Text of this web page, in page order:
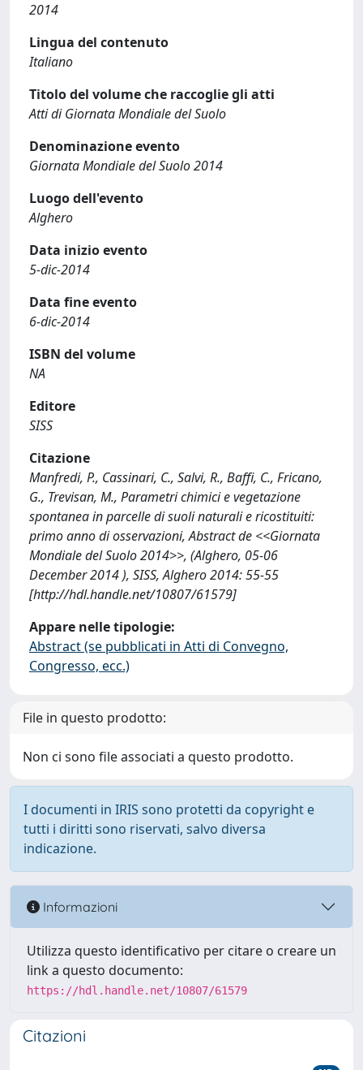
2014
Lingua del contenuto
Italiano
Titolo del volume che raccoglie gli atti
Atti di Giornata Mondiale del Suolo
Denominazione evento
Giornata Mondiale del Suolo 2014
Luogo dell'evento
Alghero
Data inizio evento
5-dic-2014
Data fine evento
6-dic-2014
ISBN del volume
NA
Editore
SISS
Citazione
Manfredi, P., Cassinari, C., Salvi, R., Baffi, C., Fricano,
G., Trevisan, M., Parametri chimici e vegetazione
spontanea in parcelle di suoli naturali e ricostituiti:
primo anno di osservazioni, Abstract de <<Giornata
Mondiale del Suolo 2014>>, (Alghero, 05-06
December 2014 ), SISS, Alghero 2014: 55-55
[http://hdl.handle.net/10807/61579]
Appare nelle tipologie:
Abstract (se pubblicati in Atti di Convegno,
Congresso, ecc.)
File in questo prodotto:
Non ci sono file associati a questo prodotto.
I documenti in IRIS sono protetti da copyright e
tutti i diritti sono riservati, salvo diversa
indicazione.
Informazioni
Utilizza questo identificativo per citare o creare un
link a questo documento:
https://hdl.handle.net/10807/61579
Citazioni